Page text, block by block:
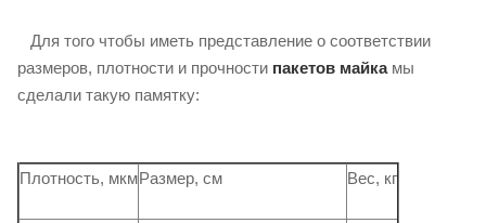
Для того чтобы иметь представление о соответствии
размеров, плотности и прочности пакетов майкамы
сделали такую ​​памятку:
Плотность, мкмРазмер, см Вес, кг